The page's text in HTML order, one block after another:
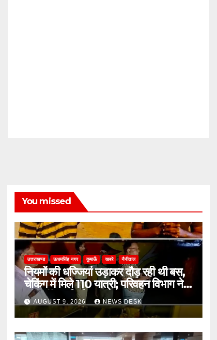
You missed
उत्तराखण्ड ऊधमसिंह नगर कुमाऊँ खबरे नैनीताल
नियमों की धज्जियां उड़ाकर दौड़ रही थी बस,
चेकिंग में मिले 110 यात्री; परिवहन विभाग ने
की कड़ी कार्रवाई
AUGUST 9, 2026 NEWS DESK